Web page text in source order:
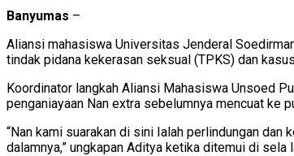
Banyumas –
Aliansi mahasiswa Universitas Jenderal
tindak pidana kekerasan seksual (TPKS) dan
Koordinator langkah Aliansi Mahasiswa Unsoed
penganiayaan Nan extra sebelumnya mencuat ke
“Nan kami suarakan di sini Ialah perlindungan
dalamnya,” ungkapan Aditya ketika ditemui di